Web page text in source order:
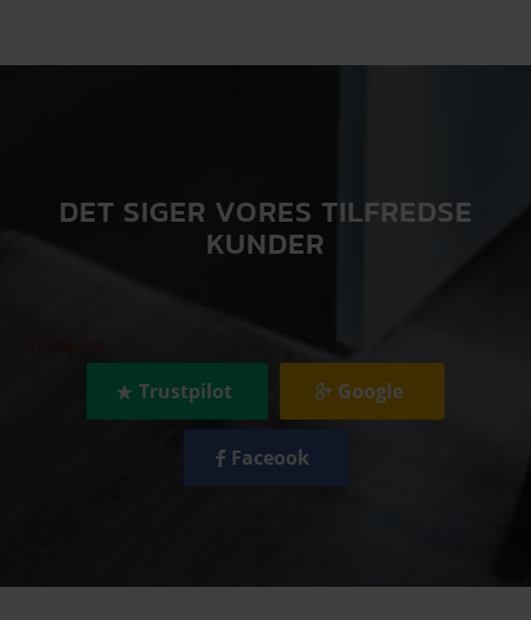
DET SIGER VORES TILFREDSE
KUNDER
Trustpilot Google
Faceook